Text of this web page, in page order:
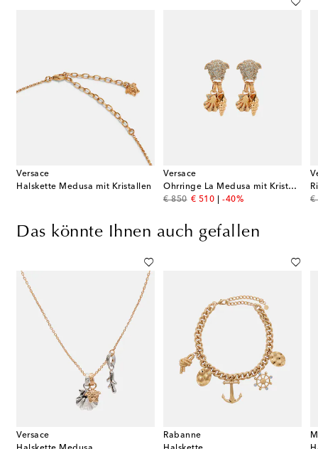
Versace
Halskette Medusa mit Kristallen
Versace
Ohrringe La Medusa mit Kristallen
€ 850
original price
€ 510
discount price
-40%
€
Das könnte Ihnen auch gefallen
Versace
Rabanne